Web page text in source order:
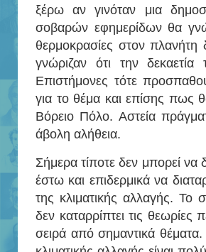
ξέρω αν γινόταν μια
σοβαρών εφημερίδων θα
θερμοκρασίες στον
γνώριζαν ότι την
Επιστήμονες τότε
για το θέμα και επίσης πως
Βόρειο Πόλο. Αστεία
άβολη αλήθεια.
Σήμερα τίποτε δεν μπορεί
έστω και επιδερμικά να
της κλιματικής αλλαγής. Το
δεν καταρρίπτει τις θεωρίες
σειρά από σημαντικά